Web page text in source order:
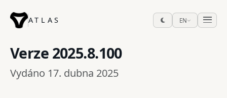
ATLAS EN
Verze 2025.8.100
Vydáno 17. dubna 2025